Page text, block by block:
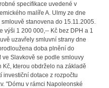
specifikace uvedené v
malíře A. Ulmy ze dne
stanovena do 15.11.2005.
výši 1 200 000,-- Kč bez DPH a 1
uzavřely smluvní strany dne
doba plnění do
Slavkově se podle smlouvy
kterou obdrželo na základě
investiční dotace z rozpočtu
"Dómu v rámci Napoleonské